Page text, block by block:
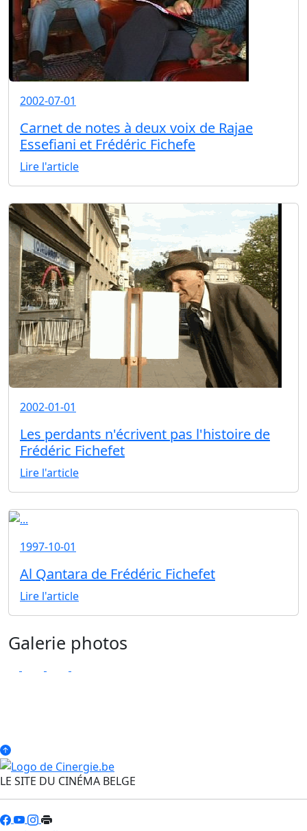
2002-07-01
Carnet de notes à deux voix de Rajae
Essefiani et Frédéric Fichefe
Lire l'article
2002-01-01
Les perdants n'écrivent pas l'histoire de
Frédéric Fichefet
Lire l'article
1997-10-01
Al Qantara de Frédéric Fichefet
Lire l'article
Galerie photos
LE SITE DU CINÉMA BELGE